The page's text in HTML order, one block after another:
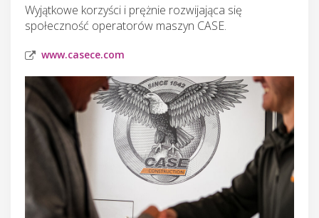
Wyjątkowe korzyści i prężnie rozwijająca się
społeczność operatorów maszyn CASE.
www.casece.com